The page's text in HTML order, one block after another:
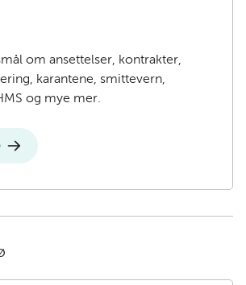
om ansettelser, kontrakter,
karantene, smittevern,
og mye mer.